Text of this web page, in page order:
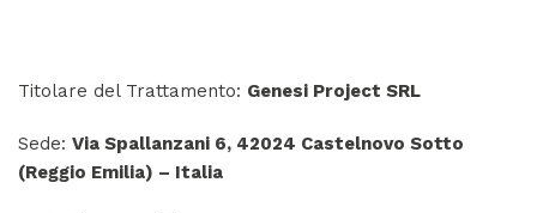
Titolare del Trattamento: Genesi Project SRL
Sede: Via Spallanzani 6, 42024 Castelnovo Sotto
(Reggio Emilia) – Italia